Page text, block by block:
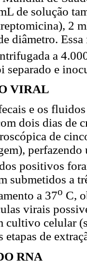
de solução
2
diâmetro.
a
separado e
VIRAL
e os
dois dias de
de
positivos
submetidos a
a 37o C,
virais
cultivo celular
etapas de
RNA